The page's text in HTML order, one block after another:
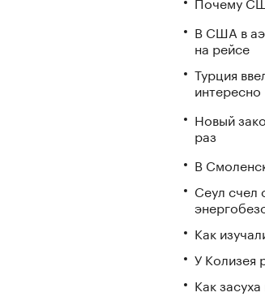
В США в
на рейсе
Турция
интересно
Новый
раз
В
Сеул счел
Как
У Колизея
Как